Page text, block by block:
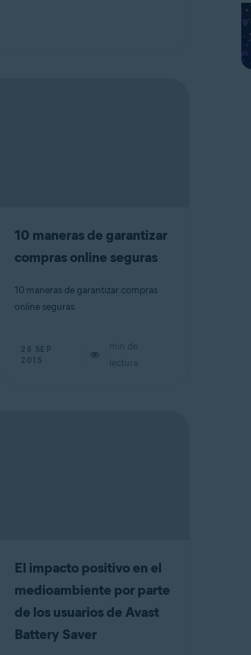
10 maneras de garantizar
compras online seguras
10 maneras de garantizar compras
online seguras
28 SEP
2015
min de
lectura
El impacto positivo en el
medioambiente por parte
de los usuarios de Avast
Battery Saver